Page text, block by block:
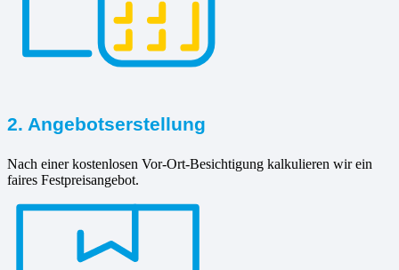
2. Angebotserstellung
Nach einer kostenlosen Vor-Ort-Besichtigung kalkulieren wir ein
faires Festpreisangebot.